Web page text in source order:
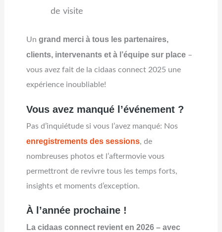
de visite
Un grand merci à tous les partenaires,
clients, intervenants et à l’équipe sur place–
vous avez fait de la cidaas connect 2025 une
expérience inoubliable!
Vous avez manqué l’événement ?
Pas d’inquiétude si vous l’avez manqué: Nos
enregistrements des sessions, de
nombreuses photos et l’aftermovie vous
permettront de revivre tous les temps forts,
insights et moments d’exception.
À l’année prochaine !
La cidaas connect revient en 2026 – avec